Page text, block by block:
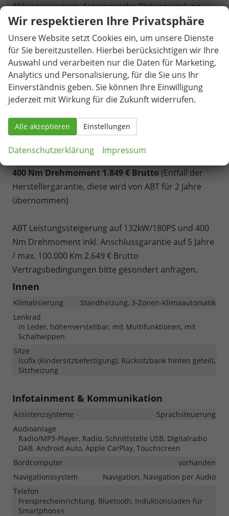
Abbiegeassistent, Automatische Distanzregelung
ACC mit ""stop & go"", Tire Mobility Set, Einparkhilfe
im Front- und Heckbereich, Ausparkassistent und
Ausstiegswarner, Verkehrszeichenerkennung,
Ablenkungs- und Müdigkeitserkennung,
Kreuzungsassistent, Notbremsassistent ""Front
Assist"" mit Fußgänger- und Radfahrererkennung,
Notrufsystem eCall, Reifenkontrollanzeige.
ausl. Ez. und Garantiebeginn ab Kaufdatum /
Endkundennachweis erforderlich.
Gegen Aufpreis:
ABT Leistungssteigerung auf 132kW/180PS und
400 Nm Drehmoment 1.849 € Brutto(Entfall der
Herstellergarantie, diese wird von ABT für 2 Jahre
übernommen)
ABT Leistungssteigerung auf 132kW/180PS und 400
Nm Drehmoment inkl. Anschlussgarantie auf 5 Jahre
/ max. 100.000 Km 2.649 € Brutto
Vertragsbedingungen bitte gesondert anfragen.
Innen
Klimatisierung
Standheizung, 3-Zonen-Klimaautomatik
Lenkrad
in Leder, höhenverstellbar, mit Multifunktionen, mit
Schaltwippen
Sitze
Isofix (Kindersitzbefestigung), Rücksitzbank hinten geteilt,
Sitzheizung
Infotainment & Kommunikation
Assistenzsysteme
Sprachsteuerung
Audioanlage
Radio/MP3-Player, Radio, Schnittstelle USB, Digitalradio
DAB, Android Auto, Apple CarPlay, Touchscreen
Bordcomputer
vorhanden
Navigationssystem
Navigation, Navigation per Audio
Telefon
Freisprecheinrichtung, Bluetooth, Induktionsladen für
Smartphones
Wir respektieren Ihre Privatsphäre
Unsere Website setzt Cookies ein, um unsere Dienste
für Sie bereitzustellen. Hierbei berücksichtigen wir Ihre
Auswahl und verarbeiten nur die Daten für Marketing,
Analytics und Personalisierung, für die Sie uns Ihr
Einverständnis geben. Sie können Ihre Einwilligung
jederzeit mit Wirkung für die Zukunft widerrufen.
Alle akzeptieren Einstellungen
Datenschutzerklärung Impressum